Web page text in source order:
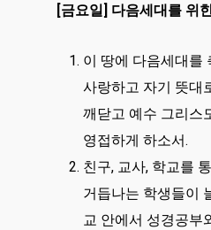
[금요일] 다음세대를 위
이 땅에 다음세대를
사랑하고 자기 뜻대
깨닫고 예수 그리스
영접하게 하소서.
친구, 교사, 학교를
거듭나는 학생들이
교 안에서 성경공부